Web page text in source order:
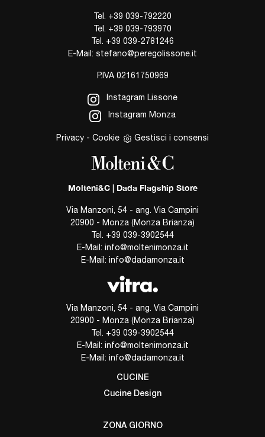
Tel. +39 039-792220
Tel. +39 039-793970
Tel. +39 039-2781246
E-Mail: stefano@peregolissone.it
P.IVA 02161750969
Instagram Lissone
Instagram Monza
Privacy - Cookie Gestisci i consensi
Molteni&C | Dada Flagship Store
Via Manzoni, 54 - ang. Via Campini
20900 - Monza (Monza Brianza)
Tel. +39 039-3902544
E-Mail: info@moltenimonza.it
E-Mail: info@dadamonza.it
Via Manzoni, 54 - ang. Via Campini
20900 - Monza (Monza Brianza)
Tel. +39 039-3902544
E-Mail: info@moltenimonza.it
E-Mail: info@dadamonza.it
CUCINE
Cucine Design
ZONA GIORNO